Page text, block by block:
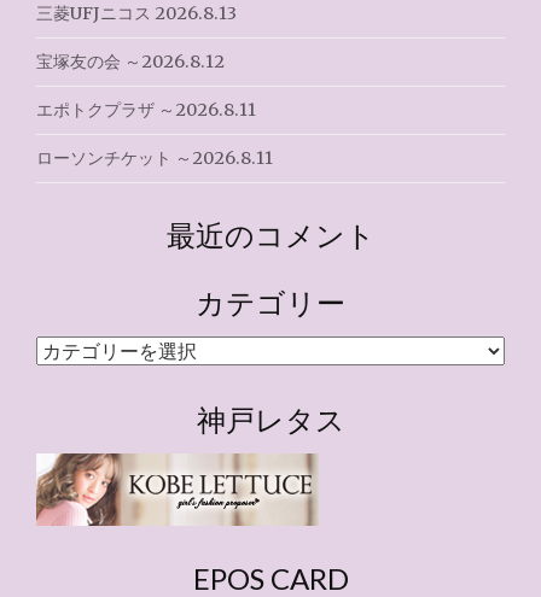
三菱UFJニコス 2026.8.13
宝塚友の会 ～2026.8.12
エポトクプラザ ～2026.8.11
ローソンチケット ～2026.8.11
最近のコメント
カテゴリー
カ
ー
神戸レタス
EPOS CARD